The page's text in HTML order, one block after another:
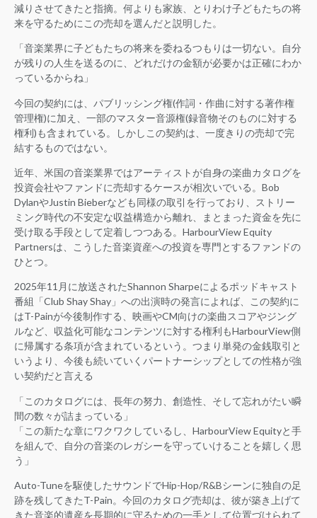
減りさせてきたと指摘。何よりも家族、とりわけ子どもたちの将
来を守るためにこの売却を選んだと説明した。
「音楽業界に子どもたちの将来を委ねるつもりは一切ない。自分
が残りの人生を送るのに、どれだけの金額が必要かは正確にわか
っているからね」
今回の契約には、パブリッシング権(作詞・作曲に対する著作権
管理権)に加え、一部のマスター音源権(録音物そのものに対する
権利)も含まれている。しかしこの契約は、一度きりの売却で完
結するものではない。
近年、米国の音楽業界ではアーティストが自身の楽曲カタログを
投資会社やファンドに売却するケースが相次いでいる。Bob
DylanやJustin Bieberなども同様の取引を行っており、ストリー
ミング時代の不安定な収益構造から離れ、まとまった資金を先に
受け取る手段として定着しつつある。HarbourView Equity
Partnersは、こうした音楽資産への投資を専門とするファンドの
ひとつ。
2025年11月に放送されたShannon Sharpeによるポッドキャスト
番組「Club Shay Shay」への出演時の発言によれば、この契約に
はT-Painが今後制作する、映画やCM向けの楽曲スコアやジング
ルなど、収益化可能なコンテンツに対する権利もHarbourView側
に帰属する条項が含まれているという。つまり単発の金銭取引と
いうより、今後も続いていくパートナーシップとしての性格が強
い契約だと言える
「このカタログには、長年の努力、創造性、そして忘れがたい瞬
間の数々が詰まっている」
「この新たな章にワクワクしているし、HarbourView Equityと手
を組んで、自分の音楽のレガシーを守っていけることを嬉しく思
う」
Auto-Tuneを駆使したサウンドでHip-Hop/R&Bシーンに独自の足
跡を残してきたT-Pain。今回のカタログ売却は、彼が築き上げて
きた音楽的遺産を長期的に守るための一手として位置づけられて